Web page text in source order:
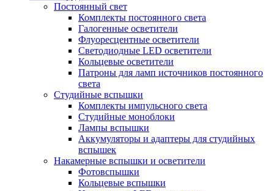
Постоянный свет
Комплекты постоянного света
Галогенные осветители
Флуоресцентные осветители
Светодиодные LED осветители
Кольцевые осветители
Патроны для ламп источников постоянного
света
Студийные вспышки
Комплекты импульсного света
Студийные моноблоки
Лампы вспышки
Аккумуляторы и адаптеры для студийных
вспышек
Накамерные вспышки и осветители
Фотовспышки
Кольцевые вспышки